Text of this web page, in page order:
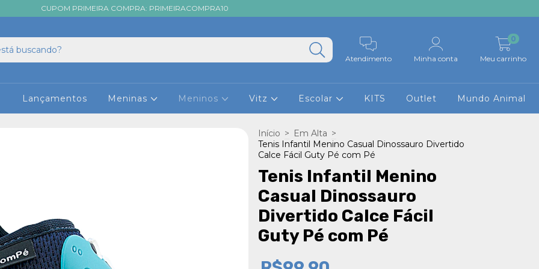
CUPOM PRIMEIRA COMPRA: PRIMEIRACOMPRA10
Atendimento Minha conta Meu carrinho
0
Lançamentos Meninas Meninos Vitz Escolar KITS Outlet Mundo Animal
Início > Em Alta >
Tenis Infantil Menino Casual Dinossauro Divertido
Calce Fácil Guty Pé com Pé
Tenis Infantil Menino
Casual Dinossauro
Divertido Calce Fácil
Guty Pé com Pé